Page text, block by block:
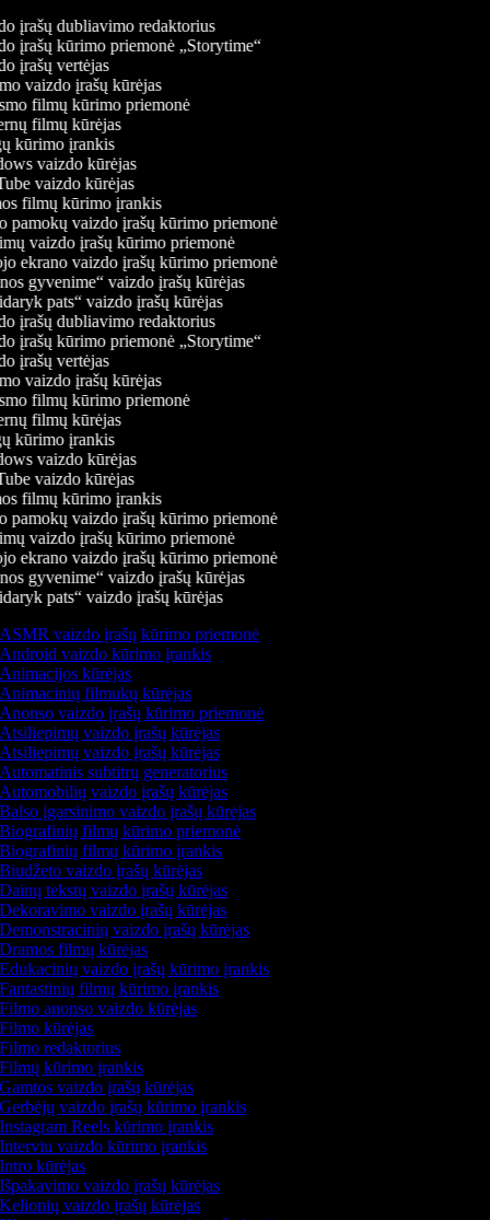
įrašų dubliavimo redaktorius
įrašų kūrimo priemonė „Storytime“
įrašų vertėjas
vaizdo įrašų kūrėjas
filmų kūrimo priemonė
filmų kūrėjas
kūrimo įrankis
vaizdo kūrėjas
vaizdo kūrėjas
filmų kūrimo įrankis
pamokų vaizdo įrašų kūrimo priemonė
vaizdo įrašų kūrimo priemonė
ekrano vaizdo įrašų kūrimo priemonė
gyvenime“ vaizdo įrašų kūrėjas
pats“ vaizdo įrašų kūrėjas
įrašų dubliavimo redaktorius
įrašų kūrimo priemonė „Storytime“
įrašų vertėjas
vaizdo įrašų kūrėjas
filmų kūrimo priemonė
filmų kūrėjas
kūrimo įrankis
vaizdo kūrėjas
vaizdo kūrėjas
filmų kūrimo įrankis
pamokų vaizdo įrašų kūrimo priemonė
vaizdo įrašų kūrimo priemonė
ekrano vaizdo įrašų kūrimo priemonė
gyvenime“ vaizdo įrašų kūrėjas
pats“ vaizdo įrašų kūrėjas
vaizdo įrašų kūrimo priemonė
vaizdo kūrimo įrankis
kūrėjas
filmukų kūrėjas
vaizdo įrašų kūrimo priemonė
vaizdo įrašų kūrėjas
vaizdo įrašų kūrėjas
subtitrų generatorius
vaizdo įrašų kūrėjas
įgarsinimo vaizdo įrašų kūrėjas
filmų kūrimo priemonė
filmų kūrimo įrankis
vaizdo įrašų kūrėjas
tekstų vaizdo įrašų kūrėjas
vaizdo įrašų kūrėjas
vaizdo įrašų kūrėjas
filmų kūrėjas
vaizdo įrašų kūrimo įrankis
filmų kūrimo įrankis
anonso vaizdo kūrėjas
kūrėjas
redaktorius
kūrimo įrankis
vaizdo įrašų kūrėjas
vaizdo įrašų kūrimo įrankis
Reels kūrimo įrankis
vaizdo kūrimo įrankis
kūrėjas
vaizdo įrašų kūrėjas
vaizdo įrašų kūrėjas